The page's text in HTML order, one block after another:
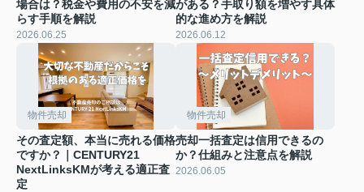
場合は？税金や費用の不安を減
らす手順を解説
2026.06.25
がある？手取り額を増やす具体
的な進め方を解説
2026.06.12
物件売却
その査定額、本当に売れる価格
ですか？｜CENTURY21
NextLinksKMが考える適正査
定
物件売却
売却一括査定は信用できるの
か？仕組みと注意点を解説
2026.06.05